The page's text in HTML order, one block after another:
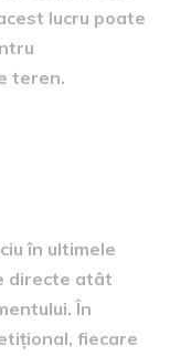
lucru poate
teren.
în ultimele
directe atât
În
fiecare